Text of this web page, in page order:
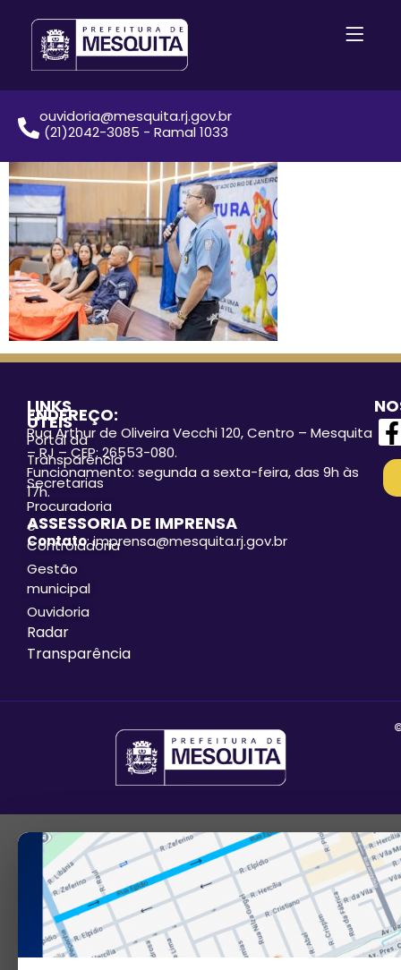
ouvidoria@mesquita.rj.gov.br
(21)2042-3085 - Ramal 1033
LINKS
ÚTEIS
Portal da
Transparência
Secretarias
Procuradoria
e
Controladoria
Gestão
municipal
Ouvidoria
Radar
Transparência
ENDEREÇO:
Rua Arthur de Oliveira Vecchi 120, Centro – Mesquita
– RJ – CEP: 26553-080.
Funcionamento: segunda a sexta-feira, das 9h às
17h.
ASSESSORIA DE IMPRENSA
Contato: imprensa@mesquita.rj.gov.br